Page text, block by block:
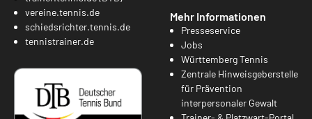
vereine.tennis.de
schiedsrichter.tennis.de
tennistrainer.de
Mehr Informationen
Presseservice
Jobs
Württemberg Tennis
Zentrale Hinweisgeberstelle
für Prävention
interpersonaler Gewalt